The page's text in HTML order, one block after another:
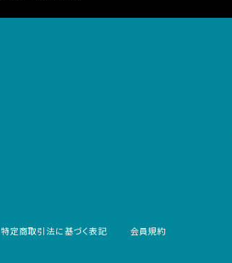
特定商取引法に基づく表記 会員規約